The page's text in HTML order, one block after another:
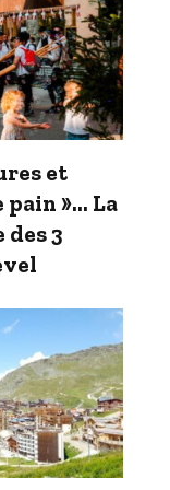
et
pain »… La
3